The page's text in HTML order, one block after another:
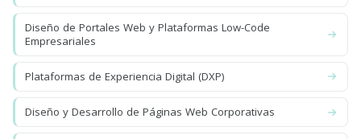
Diseño de Portales Web y Plataformas Low-Code
Empresariales
Plataformas de Experiencia Digital (DXP)
Diseño y Desarrollo de Páginas Web Corporativas